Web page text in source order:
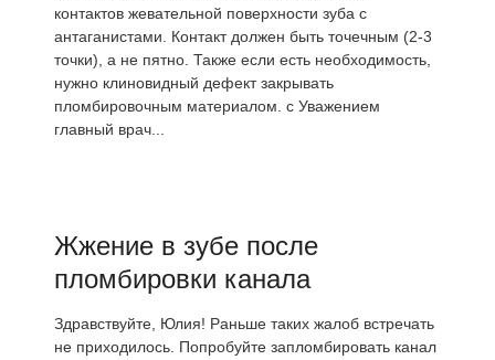
контактов жевательной поверхности зуба с
антаганистами. Контакт должен быть точечным (2-3
точки), а не пятно. Также если есть необходимость,
нужно клиновидный дефект закрывать
пломбировочным материалом. с Уважением
главный врач...
Жжение в зубе после
пломбировки канала
Здравствуйте, Юлия! Раньше таких жалоб встречать
не приходилось. Попробуйте запломбировать канал